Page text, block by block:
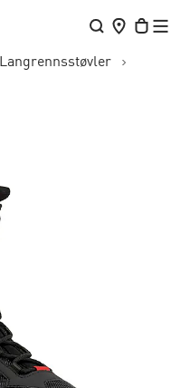
Langrennsstøvler